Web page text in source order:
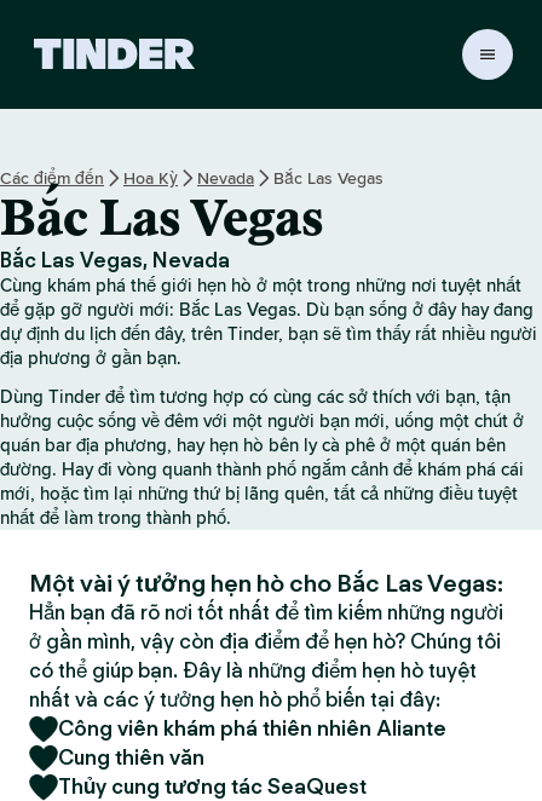
c
h
ủ
T
i
n
d
Các điểm đến Hoa Kỳ Nevada Bắc Las Vegas
Bắc Las Vegas
Bắc Las Vegas, Nevada
Cùng khám phá thế giới hẹn hò ở một trong những nơi tuyệt nhất
để gặp gỡ người mới: Bắc Las Vegas. Dù bạn sống ở đây hay đang
dự định du lịch đến đây, trên Tinder, bạn sẽ tìm thấy rất nhiều người
địa phương ở gần bạn.
Dùng Tinder để tìm tương hợp có cùng các sở thích với bạn, tận
hưởng cuộc sống về đêm với một người bạn mới, uống một chút ở
quán bar địa phương, hay hẹn hò bên ly cà phê ở một quán bên
đường. Hay đi vòng quanh thành phố ngắm cảnh để khám phá cái
mới, hoặc tìm lại những thứ bị lãng quên, tất cả những điều tuyệt
nhất để làm trong thành phố.
Một vài ý tưởng hẹn hò cho Bắc Las Vegas:
Hẳn bạn đã rõ nơi tốt nhất để tìm kiếm những người
ở gần mình, vậy còn địa điểm để hẹn hò? Chúng tôi
có thể giúp bạn. Đây là những điểm hẹn hò tuyệt
nhất và các ý tưởng hẹn hò phổ biến tại đây:
Công viên khám phá thiên nhiên Aliante
Cung thiên văn
Thủy cung tương tác SeaQuest